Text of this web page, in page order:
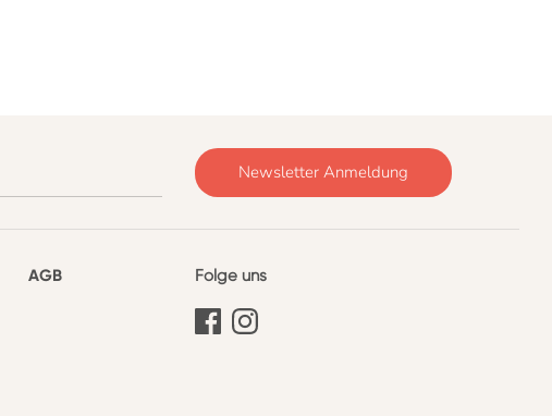
Newsletter Anmeldung
AGB Folge uns